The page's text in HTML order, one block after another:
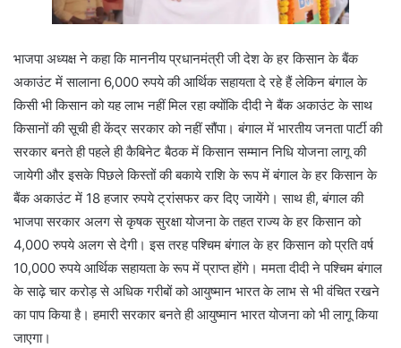
भाजपा अध्यक्ष ने कहा कि माननीय प्रधानमंत्री जी देश के हर किसान के बैंक
अकाउंट में सालाना 6,000 रुपये की आर्थिक सहायता दे रहे हैं लेकिन बंगाल के
किसी भी किसान को यह लाभ नहीं मिल रहा क्योंकि दीदी ने बैंक अकाउंट के साथ
किसानों की सूची ही केंद्र सरकार को नहीं सौंपा। बंगाल में भारतीय जनता पार्टी की
सरकार बनते ही पहले ही कैबिनेट बैठक में किसान सम्मान निधि योजना लागू की
जायेगी और इसके पिछले किस्तों की बकाये राशि के रूप में बंगाल के हर किसान के
बैंक अकाउंट में 18 हजार रुपये ट्रांसफर कर दिए जायेंगे। साथ ही, बंगाल की
भाजपा सरकार अलग से कृषक सुरक्षा योजना के तहत राज्य के हर किसान को
4,000 रुपये अलग से देगी। इस तरह पश्चिम बंगाल के हर किसान को प्रति वर्ष
10,000 रुपये आर्थिक सहायता के रूप में प्राप्त होंगे। ममता दीदी ने पश्चिम बंगाल
के साढ़े चार करोड़ से अधिक गरीबों को आयुष्मान भारत के लाभ से भी वंचित रखने
का पाप किया है। हमारी सरकार बनते ही आयुष्मान भारत योजना को भी लागू किया
जाएगा।